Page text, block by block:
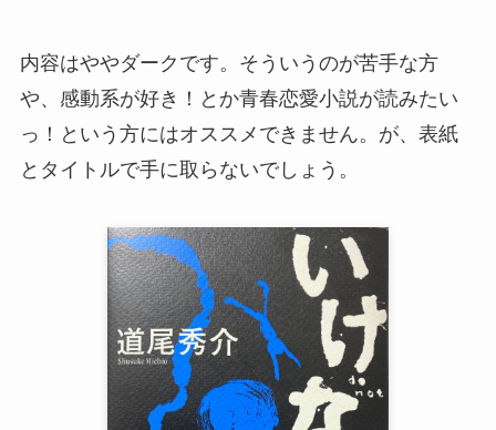
内容はややダークです。そういうのが苦手な方
や、感動系が好き！とか青春恋愛小説が読みたい
っ！という方にはオススメできません。が、表紙
とタイトルで手に取らないでしょう。